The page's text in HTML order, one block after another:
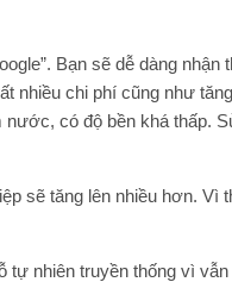
Bạn sẽ dễ dàng nhận
nhiều chi phí cũng như
có độ bền khá thấp.
sẽ tăng lên nhiều hơn. Vì
nhiên truyền thống vì